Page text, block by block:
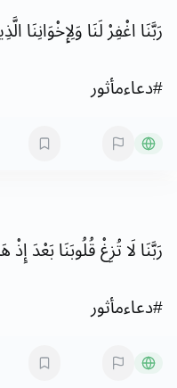
رَبَّنَااغْفِرْلَنَاوَلِإِخْوَانِنَا
#دعاءمأثور
رَبَّنَالَاتُزِغْقُلُوبَنَابَعْدَإِذْ
#دعاءمأثور